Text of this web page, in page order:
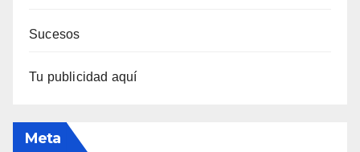
Sucesos
Tu publicidad aquí
Meta